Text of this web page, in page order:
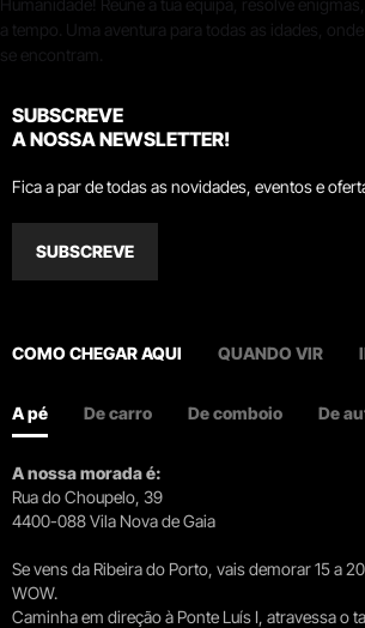
SUBSCREVE
A NOSSA NEWSLETTER!
Fica a par de todas as novidades, eventos e
SUBSCREVE
COMO CHEGAR AQUI QUANDO VIR
A pé De carro De comboio De
A nossa morada é:
Rua do Choupelo, 39
4400-088 Vila Nova de Gaia
Se vens da Ribeira do Porto, vais demorar 15 a
WOW.
Caminha em direção à Ponte Luís I, atravessa o